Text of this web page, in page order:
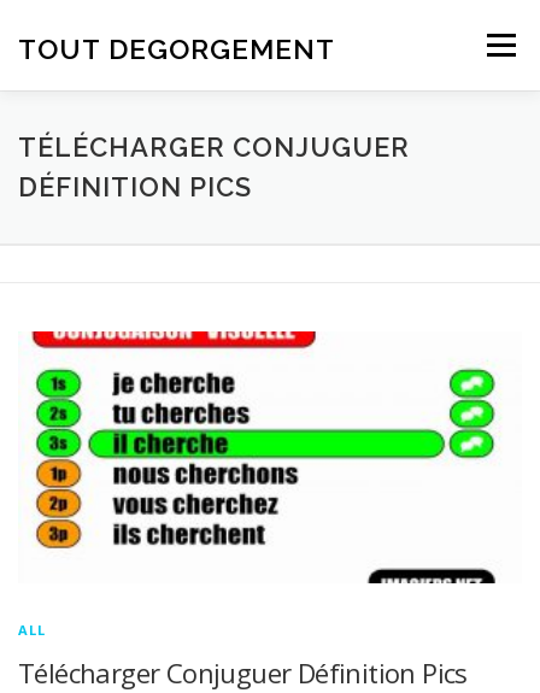
TOUT DEGORGEMENT Menu
TÉLÉCHARGER CONJUGUER
DÉFINITION PICS
ALL
Télécharger Conjuguer Définition Pics